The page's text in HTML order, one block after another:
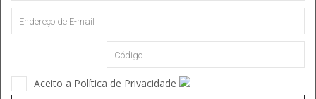
Aceito a Política de Privacidade